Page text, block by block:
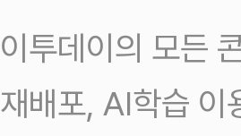
이투데이의 모든
재배포, AI학습 이